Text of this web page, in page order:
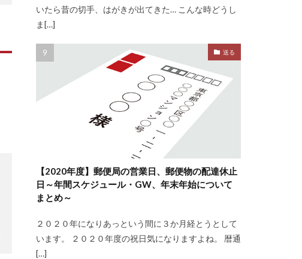
いたら昔の切手、はがきが出てきた… こんな時どうし
ま[…]
送る
【2020年度】郵便局の営業日、郵便物の配達休止
日～年間スケジュール・GW、年末年始について
まとめ～
２０２０年になりあっという間に３か月経とうとして
います。 ２０２０年度の祝日気になりますよね。 暦通
[…]